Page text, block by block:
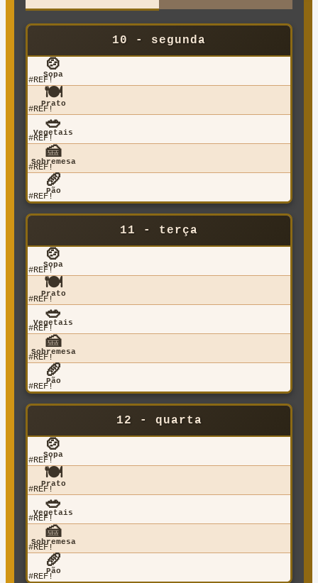
10 - segunda
🍲
Sopa
#REF!
🍽️
Prato
#REF!
🥗
Vegetais
#REF!
🍰
Sobremesa
#REF!
🥖
Pão
#REF!
11 - terça
🍲
Sopa
#REF!
🍽️
Prato
#REF!
🥗
Vegetais
#REF!
🍰
Sobremesa
#REF!
🥖
Pão
#REF!
12 - quarta
🍲
Sopa
#REF!
🍽️
Prato
#REF!
🥗
Vegetais
#REF!
🍰
Sobremesa
#REF!
🥖
Pão
#REF!